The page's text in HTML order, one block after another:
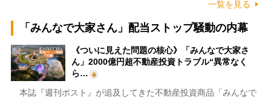
一覧を見る
「みんなで大家さん」配当ストップ騒動の内幕
《ついに見えた問題の核心》「みんなで大家さ
ん」2000億円超不動産投資トラブル“異常なく
ら…
本誌『週刊ポスト』が追及してきた不動産投資商品「みんなで